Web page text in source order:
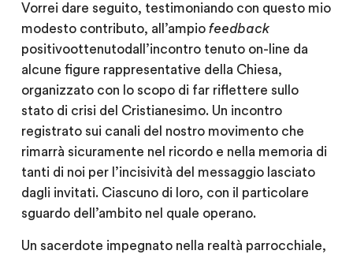
Vorrei dare seguito, testimoniando con questo mio
modesto contributo, all’ampio feedback
positivoottenutodall’incontro tenuto on-line da
alcune figure rappresentative della Chiesa,
organizzato con lo scopo di far riflettere sullo
stato di crisi del Cristianesimo. Un incontro
registrato sui canali del nostro movimento che
rimarrà sicuramente nel ricordo e nella memoria di
tanti di noi per l’incisività del messaggio lasciato
dagli invitati. Ciascuno di loro, con il particolare
sguardo dell’ambito nel quale operano.
Un sacerdote impegnato nella realtà parrocchiale,